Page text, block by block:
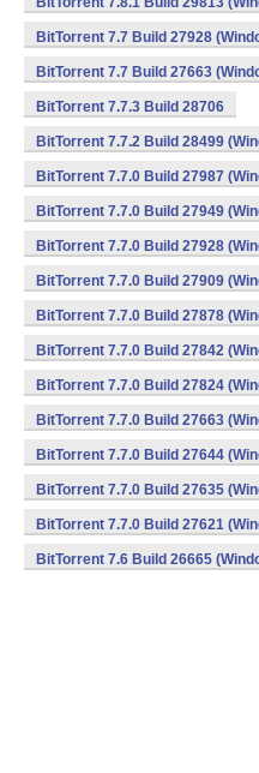
BitTorrent 7.7 Build 27928
BitTorrent 7.7 Build 27663
BitTorrent 7.7.3 Build 28706
BitTorrent 7.7.2 Build 28499
BitTorrent 7.7.0 Build 27987
BitTorrent 7.7.0 Build 27949
BitTorrent 7.7.0 Build 27928
BitTorrent 7.7.0 Build 27909
BitTorrent 7.7.0 Build 27878
BitTorrent 7.7.0 Build 27842
BitTorrent 7.7.0 Build 27824
BitTorrent 7.7.0 Build 27663
BitTorrent 7.7.0 Build 27644
BitTorrent 7.7.0 Build 27635
BitTorrent 7.7.0 Build 27621
BitTorrent 7.6 Build 26665